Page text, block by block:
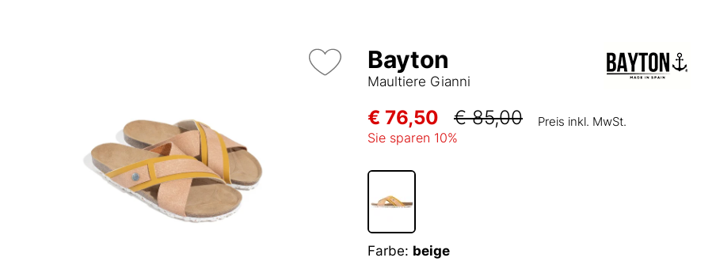
Bayton
Maultiere Gianni
€ 76,50 € 85,00 Preis inkl. MwSt.
Sie sparen 10%
Farbe: beige